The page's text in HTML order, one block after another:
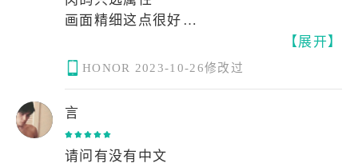
画面精细这点很好
不知道为什么就是玩不起劲
【展开】
HONOR 2023-10-26修改过
言